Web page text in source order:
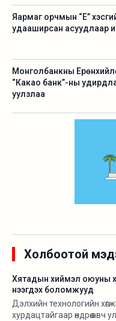
Яармаг орчмын “Е”
удааширсан асуудлаар
Монголбанкны
“Какао банк”-ны
уулзлаа
Холбоотой
Хятадын хиймэл оюуны
нээгдэх боломжууд
Дэлхийн технологийн
хурдацтайгаар өндрөө авч